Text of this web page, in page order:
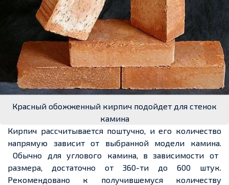
Красный обожженный кирпич подойдет для стенок
камина
Кирпич рассчитывается поштучно, и его количество
напрямую зависит от выбранной модели камина.
Обычно для углового камина, в зависимости от
размера, достаточно от 360-ти до 600 штук.
Рекомендовано к получившемуся количеству